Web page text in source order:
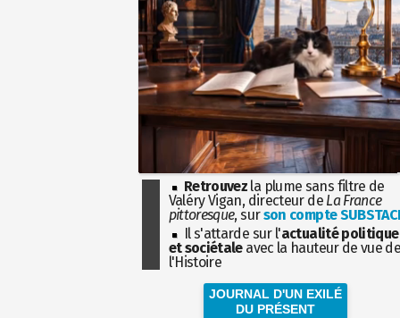
Retrouvez la plume sans filtre de
Valéry Vigan, directeur de La France
pittoresque, surson compte
Il s'attarde sur l'actualité politique
et sociétaleavec la hauteur de vue
l'Histoire
JOURNAL D'UN EXILÉ
DU PRÉSENT